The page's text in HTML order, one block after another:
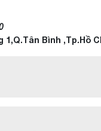
Bình ,Tp.Hồ